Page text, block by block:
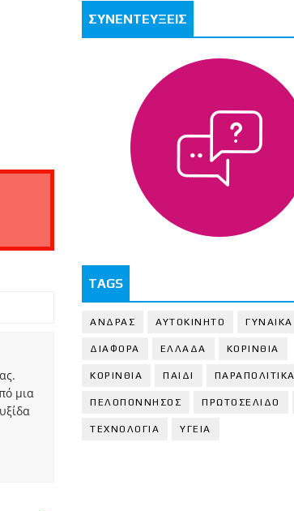
μια
ΣΥΝΕΝΤΕΥΞΕΙΣ
TAGS
ΑΝΔΡΑΣ ΑΥΤΟΚΙΝΗΤΟ ΓΥΝΑΙΚΑ
ΔΙΑΦΟΡΑ ΕΛΛΑΔΑ ΚΟΡΙΝΘΙΑ
ΚΟΡΙΝΘΙA ΠΑΙΔΙ ΠΑΡΑΠΟΛΙΤΙΚΑ
ΠΕΛΟΠΟΝΝΗΣΟΣ ΠΡΩΤΟΣΕΛΙΔΟ
ΤΕΧΝΟΛΟΓΙΑ ΥΓΕΙΑ